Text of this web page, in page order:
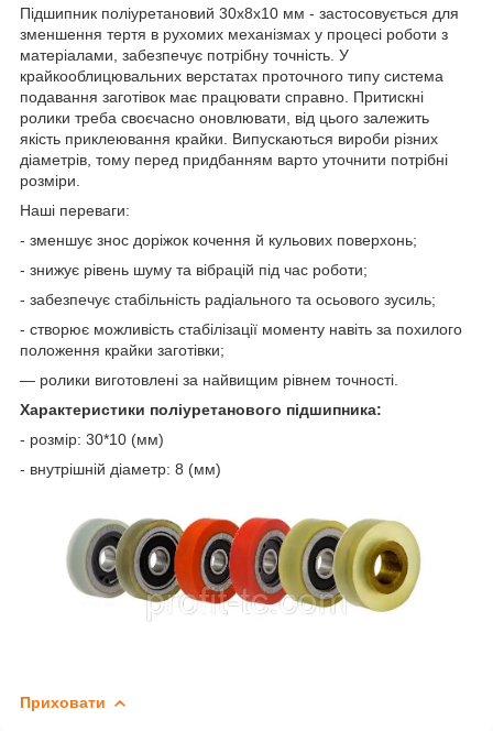
Підшипник поліуретановий 30х8х10 мм - застосовується для
зменшення тертя в рухомих механізмах у процесі роботи з
матеріалами, забезпечує потрібну точність. У
крайкооблицювальних верстатах проточного типу система
подавання заготівок має працювати справно. Притискні
ролики треба своєчасно оновлювати, від цього залежить
якість приклеювання крайки. Випускаються вироби різних
діаметрів, тому перед придбанням варто уточнити потрібні
розміри.
Наші переваги:
- зменшує знос доріжок кочення й кульових поверхонь;
- знижує рівень шуму та вібрацій під час роботи;
- забезпечує стабільність радіального та осьового зусиль;
- створює можливість стабілізації моменту навіть за похилого
положення крайки заготівки;
— ролики виготовлені за найвищим рівнем точності.
Характеристики поліуретанового підшипника:
- розмір: 30*10 (мм)
- внутрішній діаметр: 8 (мм)
Приховати